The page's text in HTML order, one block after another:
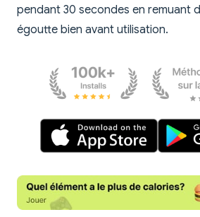
pendant 30 secondes en remuant
égoutte bien avant utilisation.